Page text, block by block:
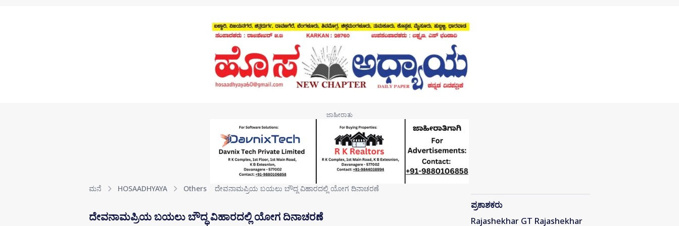
ಮನೆ HOSAADHYAYA Others ದೇವನಾಮಪ್ರಿಯ ಬಯಲು ಬೌದ್ಧ ವಿಹಾರದಲ್ಲಿ ಯೋಗ ದಿನಾಚರಣೆ
ದೇವನಾಮಪ್ರಿಯ ಬಯಲು ಬೌದ್ಧ ವಿಹಾರದಲ್ಲಿ ಯೋಗ ದಿನಾಚರಣೆ
ಪ್ರಕಾಶಕರು
Rajashekhar GT Rajashekhar